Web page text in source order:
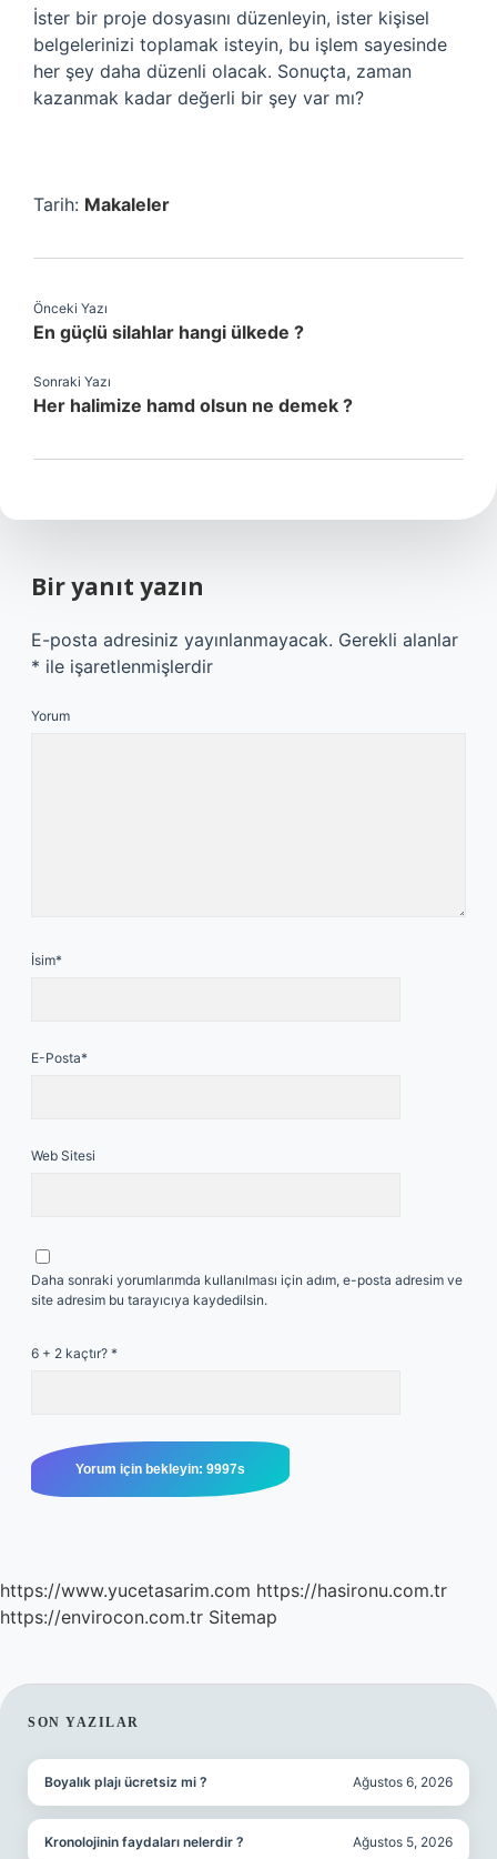
İster bir proje dosyasını düzenleyin, ister kişisel
belgelerinizi toplamak isteyin, bu işlem sayesinde
her şey daha düzenli olacak. Sonuçta, zaman
kazanmak kadar değerli bir şey var mı?
Tarih: Makaleler
Önceki Yazı
En güçlü silahlar hangi ülkede ?
Sonraki Yazı
Her halimize hamd olsun ne demek ?
Bir yanıt yazın
E-posta adresiniz yayınlanmayacak. Gerekli alanlar
* ile işaretlenmişlerdir
Yorum
İsim*
E-Posta*
Web Sitesi
Daha sonraki yorumlarımda kullanılması için adım, e-posta adresim ve
site adresim bu tarayıcıya kaydedilsin.
6 + 2 kaçtır? *
https://www.yucetasarim.com https://hasironu.com.tr
https://envirocon.com.tr Sitemap
SIDEBAR
SON YAZILAR
Boyalık plajı ücretsiz mi ? Ağustos 6, 2026
Kronolojinin faydaları nelerdir ? Ağustos 5, 2026